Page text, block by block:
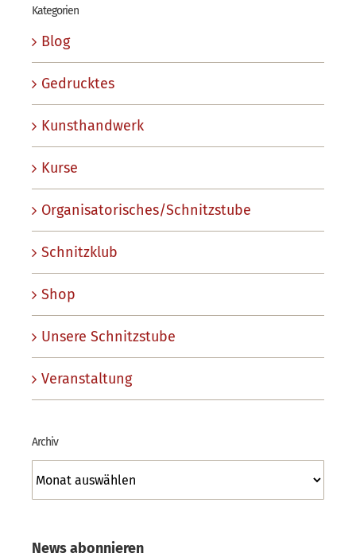
Kategorien
Blog
Gedrucktes
Kunsthandwerk
Kurse
Organisatorisches/Schnitzstube
Schnitzklub
Shop
Unsere Schnitzstube
Veranstaltung
Archiv
Archiv
News abonnieren